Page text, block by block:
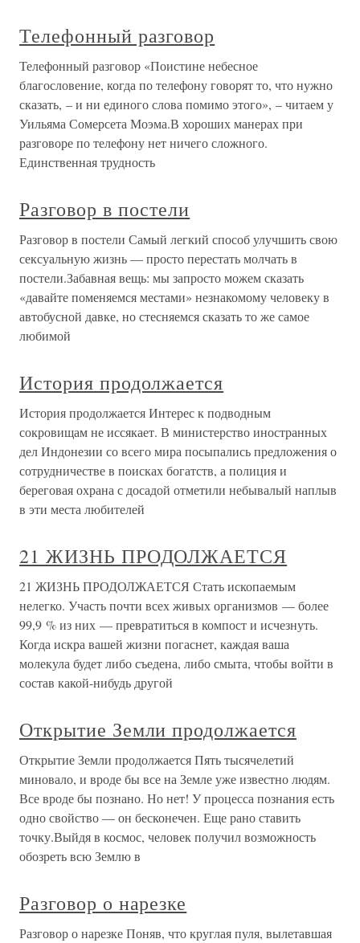
Телефонный разговор
Телефонный разговор «Поистине небесное
благословение, когда по телефону говорят то, что нужно
сказать, – и ни единого слова помимо этого», – читаем у
Уильяма Сомерсета Моэма.В хороших манерах при
разговоре по телефону нет ничего сложного.
Единственная трудность
Разговор в постели
Разговор в постели Самый легкий способ улучшить свою
сексуальную жизнь — просто перестать молчать в
постели.Забавная вещь: мы запросто можем сказать
«давайте поменяемся местами» незнакомому человеку в
автобусной давке, но стесняемся сказать то же самое
любимой
История продолжается
История продолжается Интерес к подводным
сокровищам не иссякает. В министерство иностранных
дел Индонезии со всего мира посыпались предложения о
сотрудничестве в поисках богатств, а полиция и
береговая охрана с досадой отметили небывалый наплыв
в эти места любителей
21 ЖИЗНЬ ПРОДОЛЖАЕТСЯ
21 ЖИЗНЬ ПРОДОЛЖАЕТСЯ Стать ископаемым
нелегко. Участь почти всех живых организмов — более
99,9 % из них — превратиться в компост и исчезнуть.
Когда искра вашей жизни погаснет, каждая ваша
молекула будет либо съедена, либо смыта, чтобы войти в
состав какой-нибудь другой
Открытие Земли продолжается
Открытие Земли продолжается Пять тысячелетий
миновало, и вроде бы все на Земле уже известно людям.
Все вроде бы познано. Но нет! У процесса познания есть
одно свойство — он бесконечен. Еще рано ставить
точку.Выйдя в космос, человек получил возможность
обозреть всю Землю в
Разговор о нарезке
Разговор о нарезке Поняв, что круглая пуля, вылетавшая